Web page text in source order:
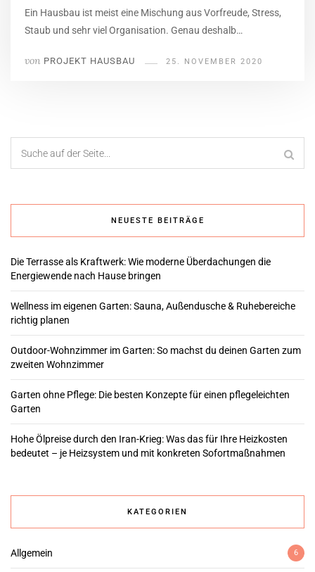
Ein Hausbau ist meist eine Mischung aus Vorfreude, Stress,
Staub und sehr viel Organisation. Genau deshalb…
von PROJEKT HAUSBAU 25. NOVEMBER 2020
NEUESTE BEITRÄGE
Die Terrasse als Kraftwerk: Wie moderne Überdachungen die
Energiewende nach Hause bringen
Wellness im eigenen Garten: Sauna, Außendusche & Ruhebereiche
richtig planen
Outdoor-Wohnzimmer im Garten: So machst du deinen Garten zum
zweiten Wohnzimmer
Garten ohne Pflege: Die besten Konzepte für einen pflegeleichten
Garten
Hohe Ölpreise durch den Iran-Krieg: Was das für Ihre Heizkosten
bedeutet – je Heizsystem und mit konkreten Sofortmaßnahmen
KATEGORIEN
Allgemein 6